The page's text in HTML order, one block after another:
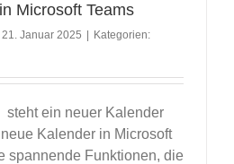
Microsoft Teams
21. Januar 2025
Kategorien:
steht ein neuer Kalender
Kalender in Microsoft
spannende Funktionen, die